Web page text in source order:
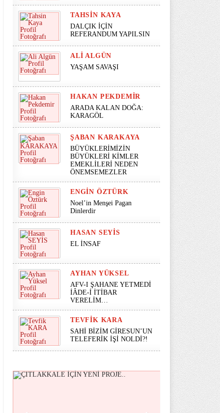
TAHSIN KAYA
DALÇIK İÇİN
REFERANDUM YAPILSIN
ALI ALGÜN
YAŞAM SAVAŞI
HAKAN PEKDEMIR
ARADA KALAN DOĞA:
KARAGÖL
ŞABAN KARAKAYA
BÜYÜKLERİMİZİN
BÜYÜKLERİ KİMLER
EMEKLİLERİ NEDEN
ÖNEMSEMEZLER
ENGIN ÖZTÜRK
Noel’in Menşei Pagan
Dinlerdir
HASAN SEYİS
EL İNSAF
AYHAN YÜKSEL
AFV-I ŞAHANE YETMEDİ
İÂDE-İ İTİBAR
VERELİM…
TEVFIK KARA
SAHİ BİZİM GİRESUN’UN
TELEFERİK İŞİ NOLDİ?!